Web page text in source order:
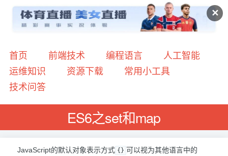
✕
首页 前端技术 编程语言
人工智能
运维知识
资源下载
常用小工具
技术问答
ES6之set和map
JavaScript的默认对象表示方式 {} 可以视为其他语言中的